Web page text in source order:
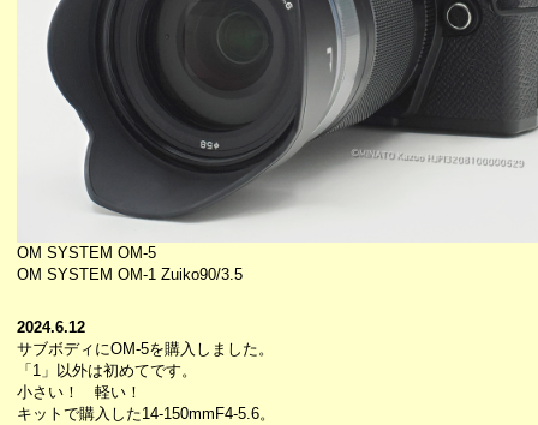
OM SYSTEM OM-5
OM SYSTEM OM-1 Zuiko90/3.5
2024.6.12
サブボディにOM-5を購入しました。
「1」以外は初めてです。
小さい！ 軽い！
キットで購入した14-150mmF4-5.6。